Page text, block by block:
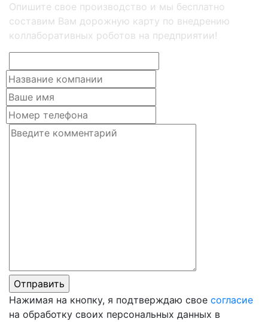
Опишите свое производство и мы бесплатно
составим Вам дорожную карту по внедрению
коллаборативных роботов на предприятии!
Нажимая на кнопку, я подтверждаю свое согласие
на обработку своих персональных данных в